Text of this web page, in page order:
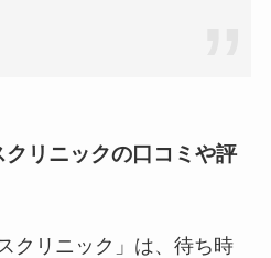
リニックの口コミや評
クリニック」は、待ち時